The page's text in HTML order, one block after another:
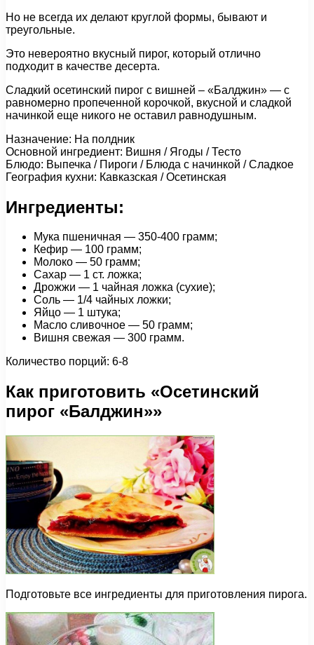
Но не всегда их делают круглой формы, бывают и
треугольные.
Это невероятно вкусный пирог, который отлично
подходит в качестве десерта.
Сладкий осетинский пирог с вишней – «Балджин» — с
равномерно пропеченной корочкой, вкусной и сладкой
начинкой еще никого не оставил равнодушным.
Назначение: На полдник
Основной ингредиент: Вишня / Ягоды / Тесто
Блюдо: Выпечка / Пироги / Блюда с начинкой / Сладкое
География кухни: Кавказская / Осетинская
Ингредиенты:
Мука пшеничная — 350-400 грамм;
Кефир — 100 грамм;
Молоко — 50 грамм;
Сахар — 1 ст. ложка;
Дрожжи — 1 чайная ложка (сухие);
Соль — 1/4 чайных ложки;
Яйцо — 1 штука;
Масло сливочное — 50 грамм;
Вишня свежая — 300 грамм.
Количество порций: 6-8
Как приготовить «Осетинский
пирог «Балджин»»
Подготовьте все ингредиенты для приготовления пирога.